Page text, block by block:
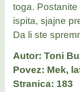
toga.
ispita, sjajne
Da li ste
Autor: Toni
Povez: Mek,
Stranica: 183